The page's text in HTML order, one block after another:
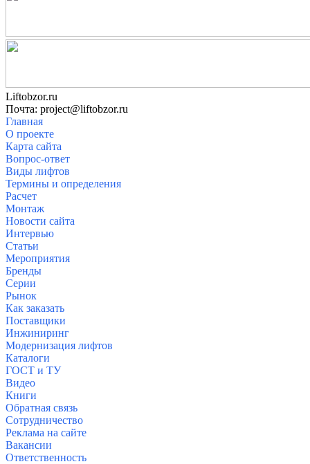
Liftobzor.ru
Почта: project@liftobzor.ru
Главная
О проекте
Карта сайта
Вопрос-ответ
Виды лифтов
Термины и определения
Расчет
Монтаж
Новости сайта
Интервью
Статьи
Мероприятия
Бренды
Серии
Рынок
Как заказать
Поставщики
Инжиниринг
Модернизация лифтов
Каталоги
ГОСТ и ТУ
Видео
Книги
Обратная связь
Сотрудничество
Реклама на сайте
Вакансии
Ответственность